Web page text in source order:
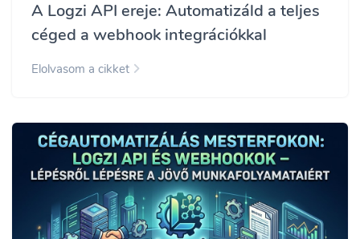
A Logzi API ereje: Automatizáld a teljes
céged a webhook integrációkkal
Elolvasom a cikket